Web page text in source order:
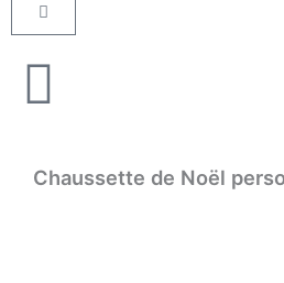
Panier
Chaussette de Noël